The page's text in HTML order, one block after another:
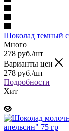
Шоколад темный
Много
278 руб./шт
Варианты цен
278 руб./шт
Подробности
Хит